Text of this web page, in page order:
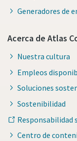
Generadores de
Acerca de Atlas
Nuestra cultura
Empleos
Soluciones
Sostenibilidad
Responsabilidad
Centro de